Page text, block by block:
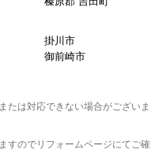
桑名市
亀山市
三重郡 朝日町
松阪市